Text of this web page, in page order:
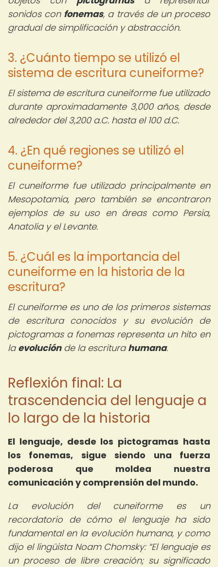
sonidos con fonemas, a través de un proceso
gradual de simplificación y abstracción.
3. ¿Cuánto tiempo se utilizó el
sistema de escritura cuneiforme?
El sistema de escritura cuneiforme fue utilizado
durante aproximadamente 3,000 años, desde
alrededor del 3,200 a.C. hasta el 100 d.C.
4. ¿En qué regiones se utilizó el
cuneiforme?
El cuneiforme fue utilizado principalmente en
Mesopotamia, pero también se encontraron
ejemplos de su uso en áreas como Persia,
Anatolia y el Levante.
5. ¿Cuál es la importancia del
cuneiforme en la historia de la
escritura?
El cuneiforme es uno de los primeros sistemas
de escritura conocidos y su evolución de
pictogramas a fonemas representa un hito en
la evoluciónde la escritura humana.
Reflexión final: La
trascendencia del lenguaje a
lo largo de la historia
El lenguaje, desde los pictogramas hasta
los fonemas, sigue siendo una fuerza
poderosa que moldea nuestra
comunicación y comprensión del mundo.
La evolución del cuneiforme es un
recordatorio de cómo el lenguaje ha sido
fundamental en la evolución humana, y como
dijo el lingüista Noam Chomsky: El lenguaje es
un proceso de libre creación; su significado